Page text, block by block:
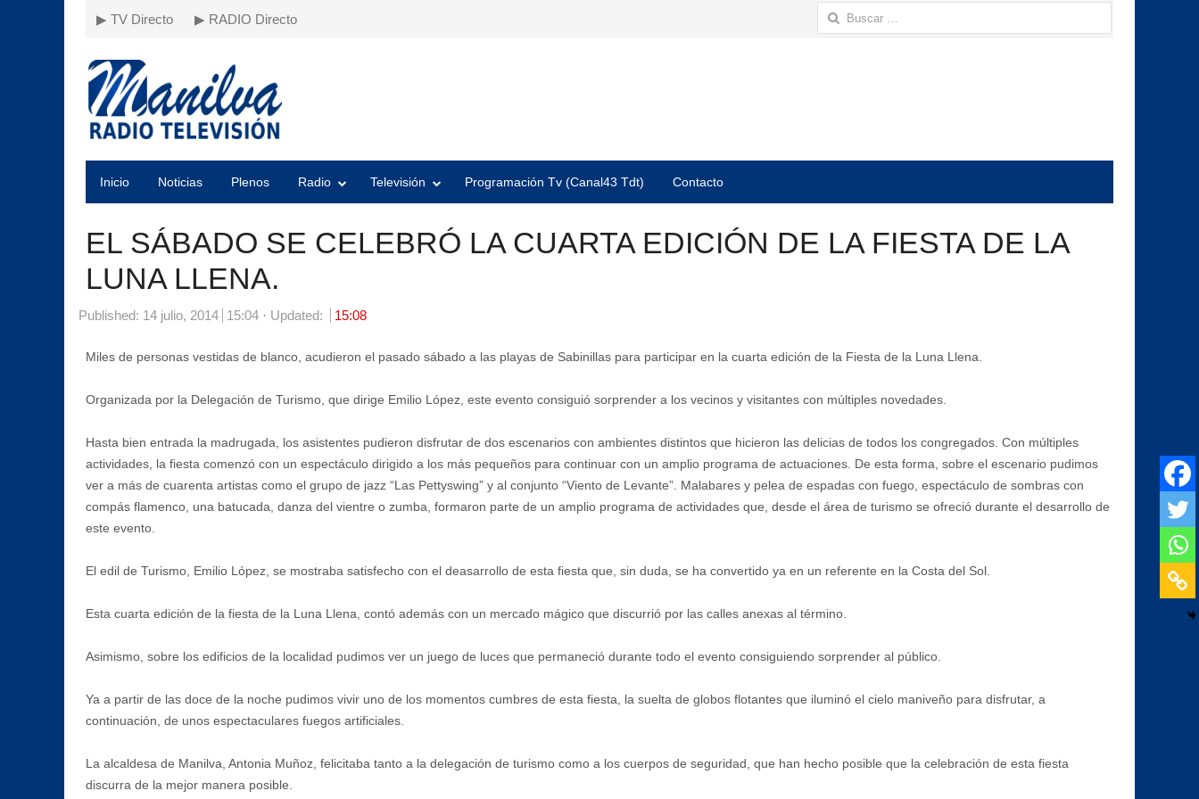
▶ TV Directo ▶ RADIO Directo Buscar:
Inicio Noticias Plenos Radio Televisión Programación Tv (Canal43 Tdt) Contacto
EL SÁBADO SE CELEBRÓ LA CUARTA EDICIÓN DE LA FIESTA DE LA
LUNA LLENA.
Published: 14 julio, 2014 15:04 Updated: 15:08
Miles de personas vestidas de blanco, acudieron el pasado sábado a las playas de Sabinillas para participar en la cuarta edición de la Fiesta de la Luna Llena.
Organizada por la Delegación de Turismo, que dirige Emilio López, este evento consiguió sorprender a los vecinos y visitantes con múltiples novedades.
Hasta bien entrada la madrugada, los asistentes pudieron disfrutar de dos escenarios con ambientes distintos que hicieron las delicias de todos los congregados. Con múltiples
actividades, la fiesta comenzó con un espectáculo dirigido a los más pequeños para continuar con un amplio programa de actuaciones. De esta forma, sobre el escenario pudimos
ver a más de cuarenta artistas como el grupo de jazz “Las Pettyswing” y al conjunto “Viento de Levante”. Malabares y pelea de espadas con fuego, espectáculo de sombras con
compás flamenco, una batucada, danza del vientre o zumba, formaron parte de un amplio programa de actividades que, desde el área de turismo se ofreció durante el desarrollo de
este evento.
El edil de Turismo, Emilio López, se mostraba satisfecho con el deasarrollo de esta fiesta que, sin duda, se ha convertido ya en un referente en la Costa del Sol.
Esta cuarta edición de la fiesta de la Luna Llena, contó además con un mercado mágico que discurrió por las calles anexas al término.
Asimismo, sobre los edificios de la localidad pudimos ver un juego de luces que permaneció durante todo el evento consiguiendo sorprender al público.
Ya a partir de las doce de la noche pudimos vivir uno de los momentos cumbres de esta fiesta, la suelta de globos flotantes que iluminó el cielo maniveño para disfrutar, a
continuación, de unos espectaculares fuegos artificiales.
La alcaldesa de Manilva, Antonia Muñoz, felicitaba tanto a la delegación de turismo como a los cuerpos de seguridad, que han hecho posible que la celebración de esta fiesta
discurra de la mejor manera posible.